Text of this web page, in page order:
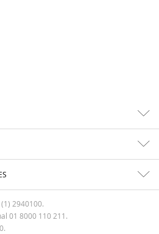
2940100.
01 8000 110 211.